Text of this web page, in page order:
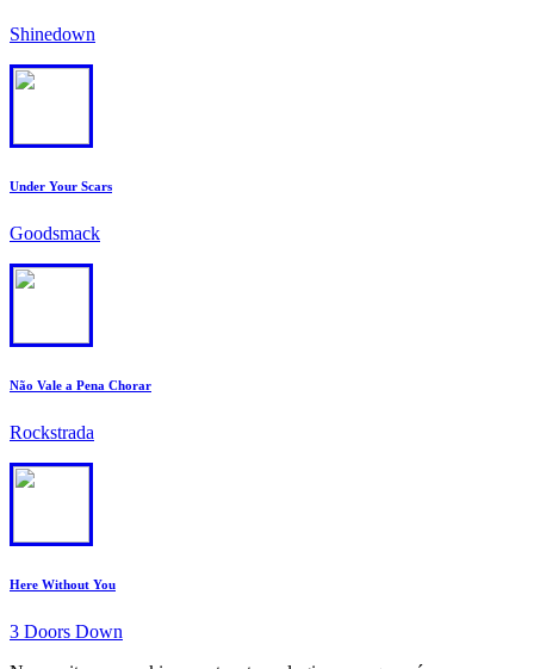
Shinedown
Under Your Scars
Goodsmack
Não Vale a Pena Chorar
Rockstrada
Here Without You
3 Doors Down